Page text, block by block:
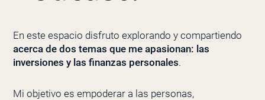
En este espacio disfruto explorando y compartiendo
acerca de dos temas que me apasionan: las
inversiones y las finanzas personales.
Mi objetivo es empoderar a las personas,